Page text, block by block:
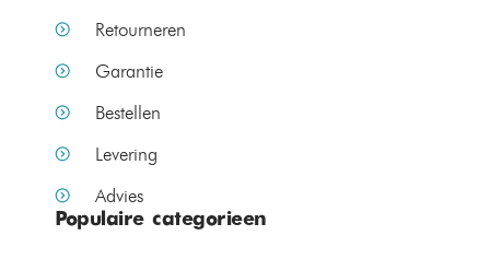
Retourneren
Garantie
Bestellen
Levering
Advies
Populaire categorieen